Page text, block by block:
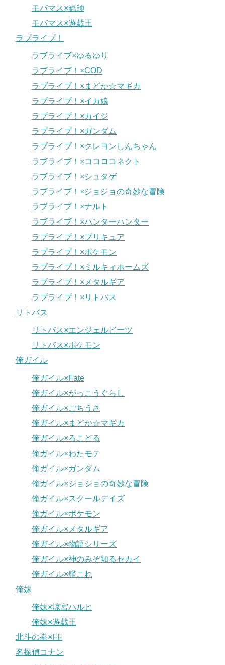
モバマス×蟲師
モバマス×遊戯王
ラブライブ！
ラブライブ×ゆるゆり
ラブライブ！×COD
ラブライブ！×まどか☆マギカ
ラブライブ！×イカ娘
ラブライブ！×カイジ
ラブライブ！×ガンダム
ラブライブ！×クレヨンしんちゃん
ラブライブ！×ココロコネクト
ラブライブ！×シュタゲ
ラブライブ！×ジョジョの奇妙な冒険
ラブライブ！×ナルト
ラブライブ！×ハンターハンター
ラブライブ！×プリキュア
ラブライブ！×ポケモン
ラブライブ！×ミルキィホームズ
ラブライブ！×メタルギア
ラブライブ！×リトバス
リトバス
リトバス×エンジェルビーツ
リトバス×ポケモン
俺ガイル
俺ガイル×Fate
俺ガイル×がっこうぐらし
俺ガイル×ごちうさ
俺ガイル×まどか☆マギカ
俺ガイル×ろこどる
俺ガイル×わたモテ
俺ガイル×ガンダム
俺ガイル×ジョジョの奇妙な冒険
俺ガイル×スクールデイズ
俺ガイル×ポケモン
俺ガイル×メタルギア
俺ガイル×物語シリーズ
俺ガイル×神のみぞ知るセカイ
俺ガイル×艦これ
俺妹
俺妹×涼宮ハルヒ
俺妹×遊戯王
北斗の拳×FF
名探偵コナン